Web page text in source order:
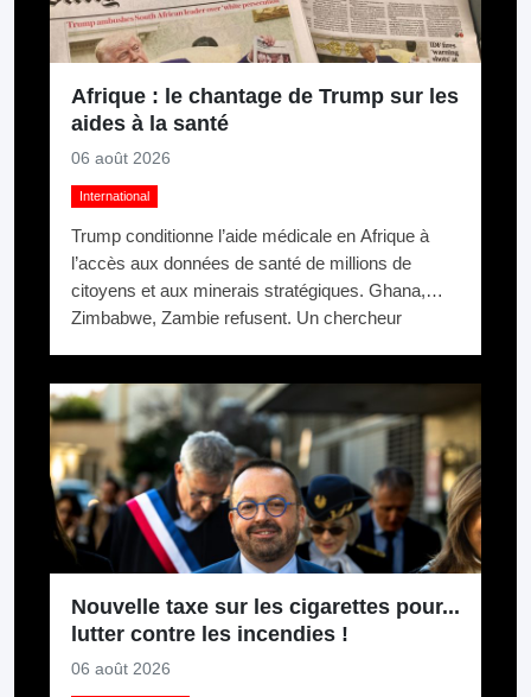
Afrique : le chantage de Trump sur les
aides à la santé
06 août 2026
International
Trump conditionne l’aide médicale en Afrique à
l’accès aux données de santé de millions de
citoyens et aux minerais stratégiques. Ghana,
Zimbabwe, Zambie refusent. Un chercheur
Nouvelle taxe sur les cigarettes pour...
lutter contre les incendies !
06 août 2026